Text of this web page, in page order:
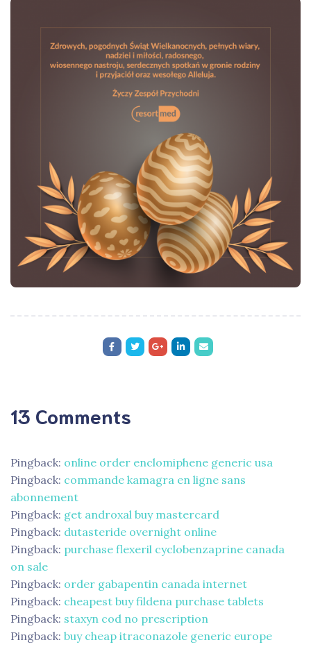
13 Comments
Pingback: online order enclomiphene generic usa
Pingback: commande kamagra en ligne sans
abonnement
Pingback: get androxal buy mastercard
Pingback: dutasteride overnight online
Pingback: purchase flexeril cyclobenzaprine canada
on sale
Pingback: order gabapentin canada internet
Pingback: cheapest buy fildena purchase tablets
Pingback: staxyn cod no prescription
Pingback: buy cheap itraconazole generic europe